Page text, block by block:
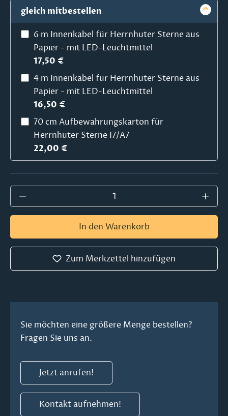
gleich mitbestellen
6 m Innenkabel für Herrnhuter Sterne aus
Papier - mit LED-Leuchtmittel
17,50 €
4 m Innenkabel für Herrnhuter Sterne aus
Papier - mit LED-Leuchtmittel
16,50 €
70 cm Aufbewahrungskarton für
Herrnhuter Sterne I7/A7
22,00 €
Produkt Anzahl: Gib den gewünschten
In den Warenkorb
Zum Merkzettel hinzufügen
Sie möchten eine größere Menge bestellen?
Fragen Sie uns an.
Jetzt anrufen!
Kontakt aufnehmen!